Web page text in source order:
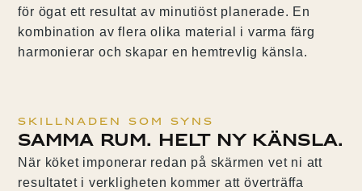
för ögat ett resultat av minutiöst planerade. En
kombination av flera olika material i varma färg
harmonierar och skapar en hemtrevlig känsla.
Skillnaden som syns
Samma rum. Helt ny känsla.
När köket imponerar redan på skärmen vet ni att
resultatet i verkligheten kommer att överträffa